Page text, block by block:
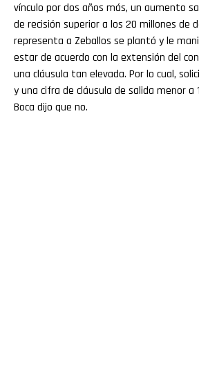
vínculo por dos años más, un aumento
de recisión superior a los 20 millones de
representa a Zeballos se plantó y le
estar de acuerdo con la extensión del
una cláusula tan elevada. Por lo cual,
y una cifra de cláusula de salida menor a
Boca dijo que no.